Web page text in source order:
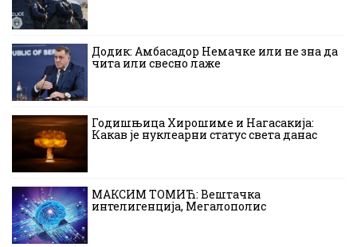
Додик: Амбасадор Немачке или не зна да
чита или свесно лаже
Годишњица Хирошиме и Нагасакија:
Какав је нуклеарни статус света данас
МАКСИМ ТОМИЋ: Вештачка
интелигенција, Мегалополис